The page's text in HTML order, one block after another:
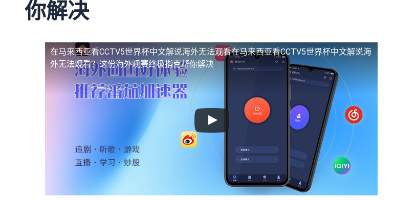
你解决
在马来西亚看CCTV5世界杯中文解说海外无法观看在马来西亚看CCTV5世界杯中文解说海
外无法观看？这份海外观赛终极指南帮你解决